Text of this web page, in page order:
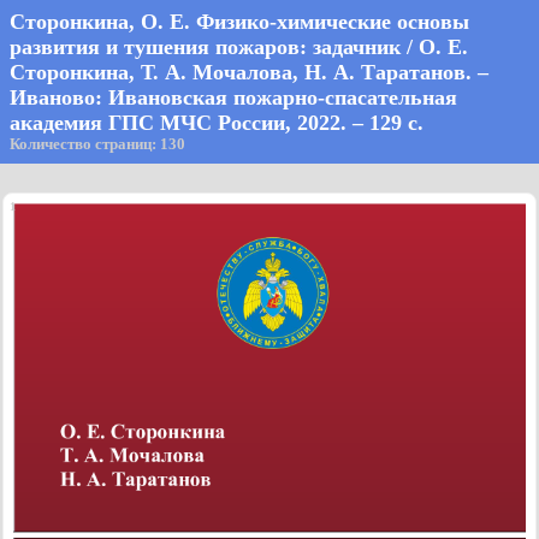
Сторонкина, О. Е. Физико-химические основы
развития и тушения пожаров: задачник / О. Е.
Сторонкина, Т. А. Мочалова, Н. А. Таратанов. –
Иваново: Ивановская пожарно-спасательная
академия ГПС МЧС России, 2022. – 129 с.
Количество страниц: 130
1